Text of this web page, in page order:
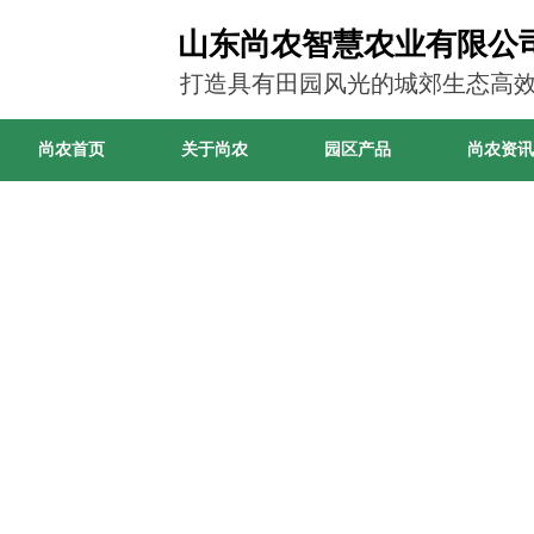
山东尚农智慧农业有限公
打造具有田园风光的城郊生态高
尚农首页 关于尚农 园区产品 尚农资讯